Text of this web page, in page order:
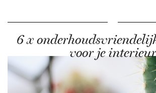
6 x
voor je interieur